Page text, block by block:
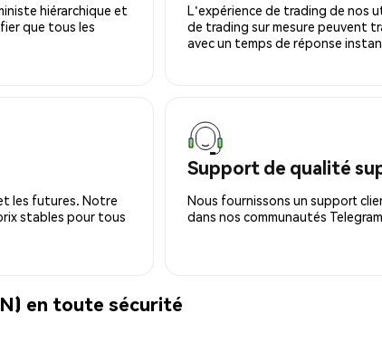
hiérarchique et
que tous les
L'expérience de trading de nos
de trading sur mesure peuvent
avec un temps de réponse
les futures. Notre
stables pour tous
Support de qualité
Nous fournissons un support
dans nos communautés
en toute sécurité